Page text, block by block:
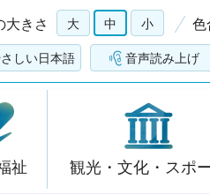
大きさ 大 中 小 色
しい日本語 音声読み上げ
祉 観光・文化・スポ